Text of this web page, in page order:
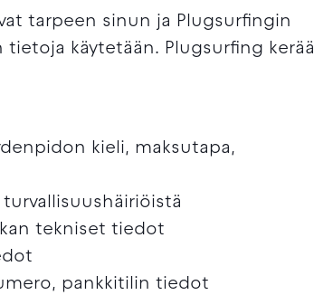
tarpeen sinun ja Plugsurfingin
tietoja käytetään. Plugsurfing kerää
kieli, maksutapa,
tekniset tiedot
pankkitilin tiedot